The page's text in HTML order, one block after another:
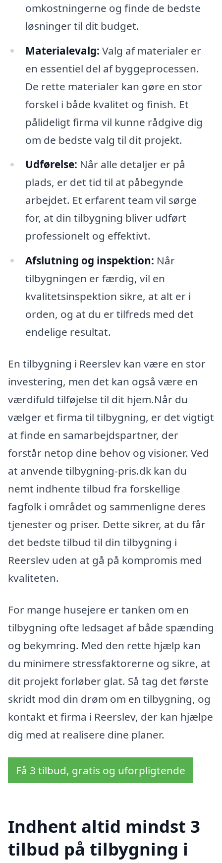
omkostningerne og finde de bedste
løsninger til dit budget.
Materialevalg: Valg af materialer er
en essentiel del af byggeprocessen.
De rette materialer kan gøre en stor
forskel i både kvalitet og finish. Et
pålideligt firma vil kunne rådgive dig
om de bedste valg til dit projekt.
Udførelse: Når alle detaljer er på
plads, er det tid til at påbegynde
arbejdet. Et erfarent team vil sørge
for, at din tilbygning bliver udført
professionelt og effektivt.
Afslutning og inspektion: Når
tilbygningen er færdig, vil en
kvalitetsinspektion sikre, at alt er i
orden, og at du er tilfreds med det
endelige resultat.
En tilbygning i Reerslev kan være en stor
investering, men det kan også være en
værdifuld tilføjelse til dit hjem.Når du
vælger et firma til tilbygning, er det vigtigt
at finde en samarbejdspartner, der
forstår netop dine behov og visioner. Ved
at anvende tilbygning-pris.dk kan du
nemt indhente tilbud fra forskellige
fagfolk i området og sammenligne deres
tjenester og priser. Dette sikrer, at du får
det bedste tilbud til din tilbygning i
Reerslev uden at gå på kompromis med
kvaliteten.
For mange husejere er tanken om en
tilbygning ofte ledsaget af både spænding
og bekymring. Med den rette hjælp kan
du minimere stressfaktorerne og sikre, at
dit projekt forløber glat. Så tag det første
skridt mod din drøm om en tilbygning, og
kontakt et firma i Reerslev, der kan hjælpe
dig med at realisere dine planer.
Få 3 tilbud, gratis og uforpligtende
Indhent altid mindst 3
tilbud på tilbygning i